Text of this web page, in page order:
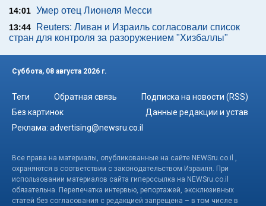
14:01 Умер отец Лионеля Месси
13:44
Reuters: Ливан и Израиль согласовали список
стран для контроля за разоружением "Хизбаллы"
Суббота, 08 августа 2026 г.
Теги Обратная связь
Подписка на новости (RSS)
Без картинок
Данные редакции и устав
Реклама: advertising@newsru.co.il
Все права на материалы, опубликованные на сайте NEWSru.co.il ,
охраняются в соответствии с законодательством Израиля. При
использовании материалов сайта гиперссылка на NEWSru.co.il
обязательна. Перепечатка интервью, репортажей, эксклюзивных
статей без согласования с редакцией запрещена – в том числе в